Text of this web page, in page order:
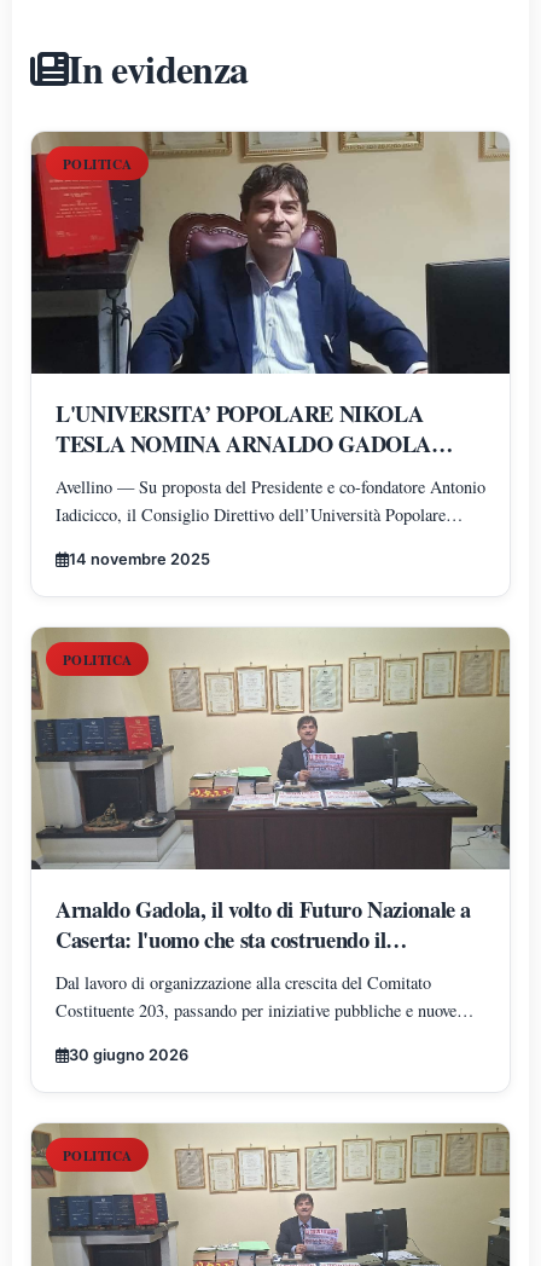
In evidenza
POLITICA
L'UNIVERSITA’ POPOLARE NIKOLA
TESLA NOMINA ARNALDO GADOLA
PRESIDENTE E DIRETTORE DEI
DIPARTIMENTI DI SCIENZE GIURIDICHE,
ECONOMICHE, SCIENZE POLITICHE,
PSICOLOGIA, SCIENZE UMANE,
FILOSOFIA E PEDAGOGIA
Avellino — Su proposta del Presidente e co-fondatore Antonio
Iadicicco, il Consiglio Direttivo dell’Università Popolare
articolato nei Dipartimenti di Scienze Giuridiche ed
Economiche, Scienze Politiche, Psicologia, Scienze Umane,
Filosofia e Pedagogia.
14 novembre 2025
POLITICA
Arnaldo Gadola, il volto di Futuro Nazionale a
Caserta: l'uomo che sta costruendo il
radicamento del movimento sul territorio
Dal lavoro di organizzazione alla crescita del Comitato
Costituente 203, passando per iniziative pubbliche e nuove
dell'espansione di Futuro Nazionale nella provincia di Caserta.
30 giugno 2026
POLITICA